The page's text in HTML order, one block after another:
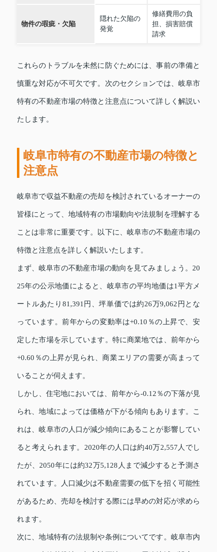
物件の瑕疵・欠陥
隠れた欠陥の
発覚
修繕費用の負
担、損害賠償
請求
これらのトラブルを未然に防ぐためには、事前の準備と
慎重な対応が不可欠です。次のセクションでは、岐阜市
特有の不動産市場の特徴と注意点について詳しく解説い
たします。
岐阜市特有の不動産市場の特徴と
注意点
岐阜市で収益不動産の売却を検討されているオーナーの
皆様にとって、地域特有の市場動向や法規制を理解する
ことは非常に重要です。以下に、岐阜市の不動産市場の
特徴と注意点を詳しく解説いたします。
まず、岐阜市の不動産市場の動向を見てみましょう。20
25年の公示地価によると、岐阜市の平均地価は1平方メ
ートルあたり81,391円、坪単価では約26万9,062円とな
っています。前年からの変動率は+0.10％の上昇で、安
定した市場を示しています。特に商業地では、前年から
+0.60％の上昇が見られ、商業エリアの需要が高まって
いることが伺えます。
しかし、住宅地においては、前年から-0.12％の下落が見
られ、地域によっては価格が下がる傾向もあります。こ
れは、岐阜市の人口が減少傾向にあることが影響してい
ると考えられます。2020年の人口は約40万2,557人でし
たが、2050年には約32万5,128人まで減少すると予測さ
れています。人口減少は不動産需要の低下を招く可能性
があるため、売却を検討する際には早めの対応が求めら
れます。
次に、地域特有の法規制や条例についてです。岐阜市内